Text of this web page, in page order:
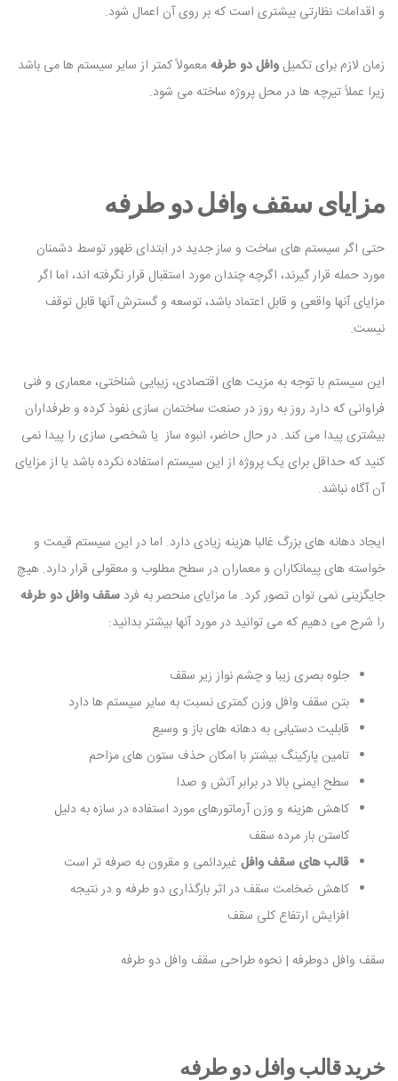
و اقدامات نظارتی بیشتری است که بر روی آن اعمال شود.
زمان لازم برای تکمیل وافل دو طرفهمعمولاً کمتر از سایر سیستم ها می باشد
زیرا عملاً تیرچه ها در محل پروژه ساخته می شود.
مزایای سقف وافل دو طرفه
حتی اگر سیستم های ساخت و ساز جدید در ابتدای ظهور توسط دشمنان
مورد حمله قرار گیرند، اگرچه چندان مورد استقبال قرار نگرفته اند، اما اگر
مزایای آنها واقعی و قابل اعتماد باشد، توسعه و گسترش آنها قابل توقف
نیست.
این سیستم با توجه به مزیت های اقتصادی، زیبایی شناختی، معماری و فنی
فراوانی که دارد روز به روز در صنعت ساختمان سازی نفوذ کرده و طرفداران
بیشتری پیدا می کند. در حال حاضر، انبوه ساز یا شخصی سازی را پیدا نمی
کنید که حداقل برای یک پروژه از این سیستم استفاده نکرده باشد یا از مزایای
آن آگاه نباشد.
ایجاد دهانه های بزرگ غالبا هزینه زیادی دارد. اما در این سیستم قیمت و
خواسته های پیمانکاران و معماران در سطح مطلوب و معقولی قرار دارد. هیچ
جایگزینی نمی توان تصور کرد. ما مزایای منحصر به فرد سقف وافل دو طرفه
را شرح می دهیم که می توانید در مورد آنها بیشتر بدانید:
جلوه بصری زیبا و چشم نواز زیر سقف
بتن سقف وافل وزن کمتری نسبت به سایر سیستم ها دارد
قابلیت دستیابی به دهانه های باز و وسیع
تامین پارکینگ بیشتر با امکان حذف ستون های مزاحم
سطح ایمنی بالا در برابر آتش و صدا
کاهش هزینه و وزن آرماتورهای مورد استفاده در سازه به دلیل
کاستن بار مرده سقف
قالب های سقف وافل غیردائمی و مقرون به صرفه تر است
کاهش ضخامت سقف در اثر بارگذاری دو طرفه و در نتیجه
افزایش ارتفاع کلی سقف
سقف وافل دوطرفه | نحوه طراحی سقف وافل دو طرفه
خرید قالب وافل دو طرفه